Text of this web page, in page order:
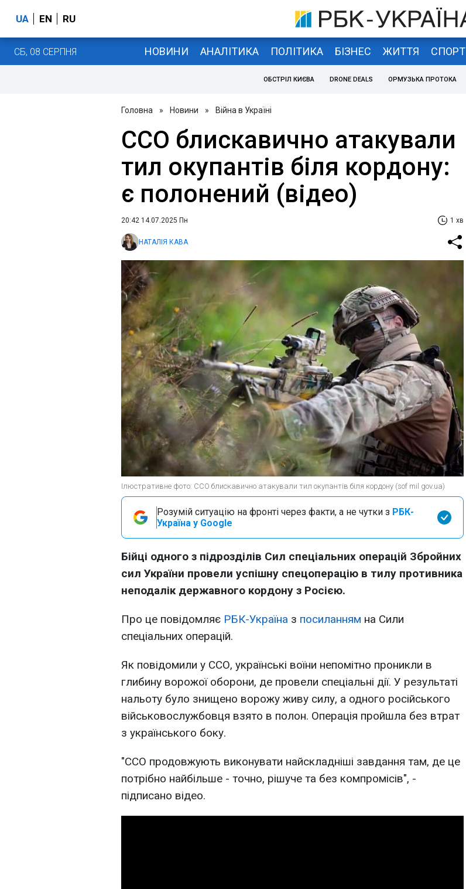
UA EN RU
СБ, 08 СЕРПНЯ НОВИНИ АНАЛІТИКА ПОЛІТИКА БІЗНЕС ЖИТТЯ СПОРТ
ОБСТРІЛ КИЄВА DRONE DEALS ОРМУЗЬКА ПРОТОКА
Головна » Новини » Війна в Україні
ССО блискавично атакували
тил окупантів біля кордону:
є полонений (відео)
20:42 14.07.2025 Пн 1 хв
НАТАЛІЯ КАВА
Ілюстративне фото: ССО блискавично атакували тил окупантів біля кордону (sof mil gov.ua)
Розумій ситуацію на фронті через факти, а не чутки з РБК-
Україна у Google
Бійці одного з підрозділів Сил спеціальних операцій Збройних
сил України провели успішну спецоперацію в тилу противника
неподалік державного кордону з Росією.
Про це повідомляє РБК-Україна з посиланням на Сили
спеціальних операцій.
Як повідомили у ССО, українські воїни непомітно проникли в
глибину ворожої оборони, де провели спеціальні дії. У результаті
нальоту було знищено ворожу живу силу, а одного російського
військовослужбовця взято в полон. Операція пройшла без втрат
з українського боку.
"ССО продовжують виконувати найскладніші завдання там, де це
потрібно найбільше - точно, рішуче та без компромісів", -
підписано відео.